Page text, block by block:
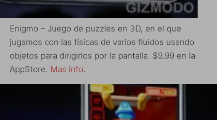
Enigmo – Juego de puzzles en 3D, en el que
jugamos con las físicas de varios fluidos usando
objetos para dirigirlos por la pantalla. $9.99 en la
AppStore. Mas info.